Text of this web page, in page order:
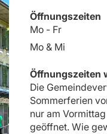
Öffnungszeiten
Mo - Fr
Mo & Mi
Öffnungszeiten
Die
Sommerferien
nur am
geöffnet. Wie